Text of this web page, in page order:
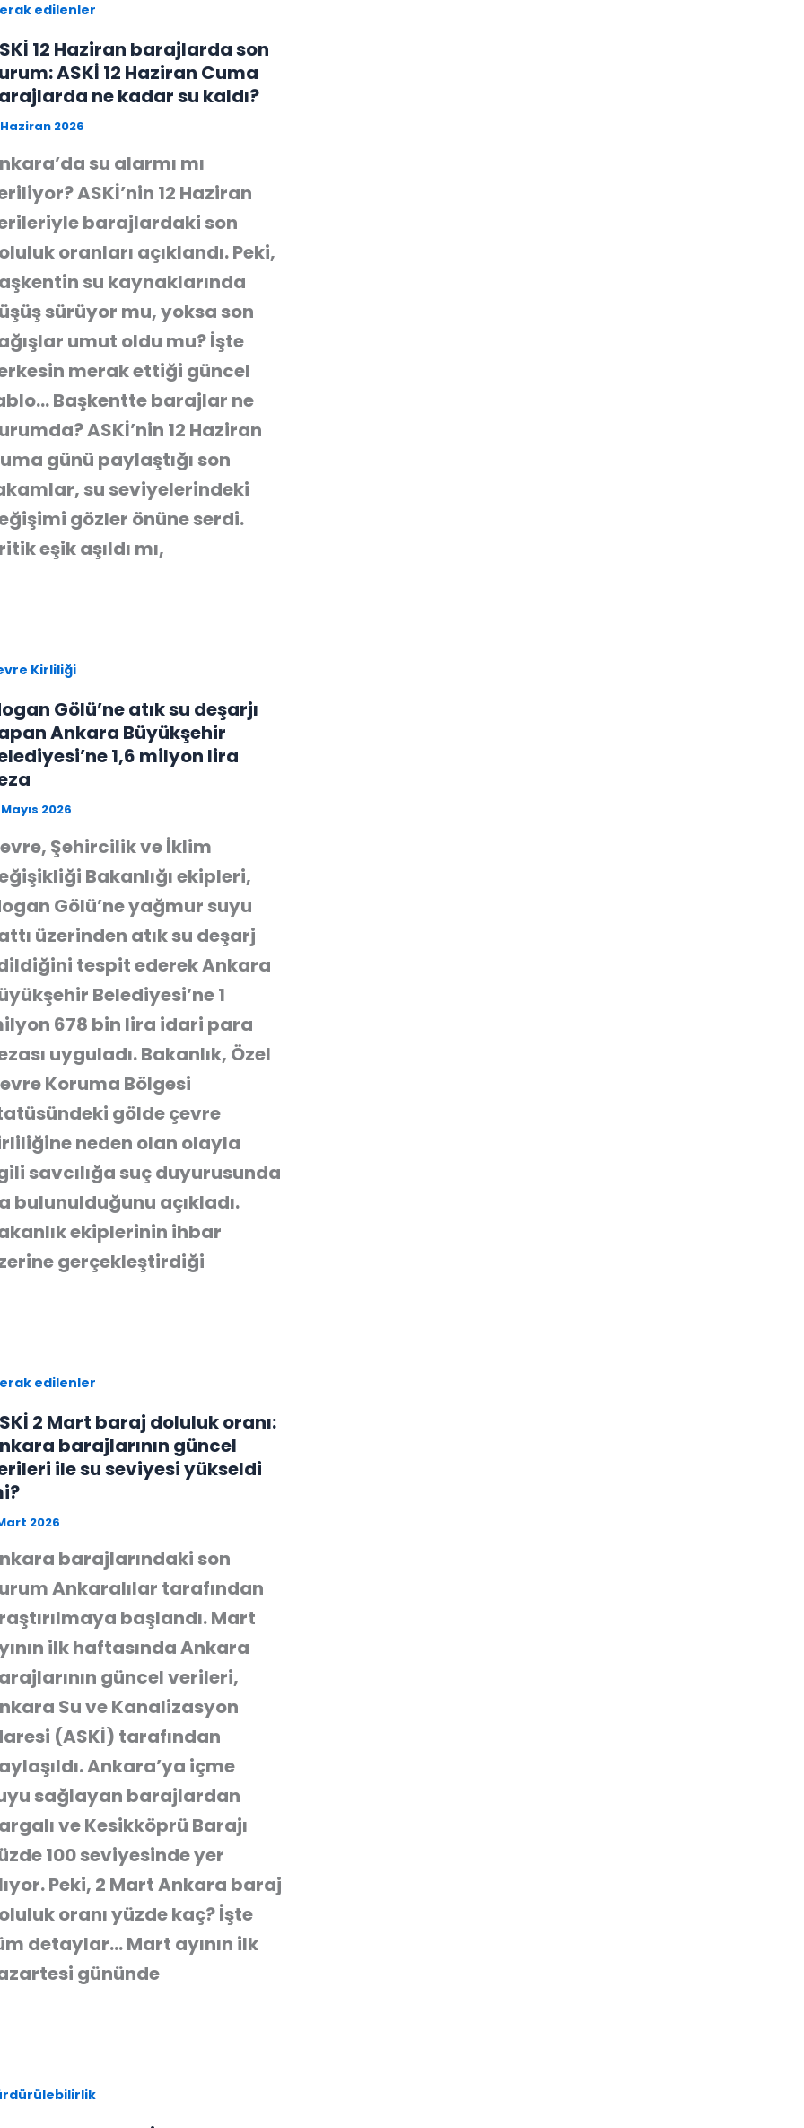
edilenler
12 Haziran barajlarda son
ASKİ 12 Haziran Cuma
ne kadar su kaldı?
Haziran 2026
su alarmı mı
ASKİ’nin 12 Haziran
barajlardaki son
oranları açıklandı. Peki,
su kaynaklarında
sürüyor mu, yoksa son
umut oldu mu? İşte
merak ettiği güncel
Başkentte barajlar ne
ASKİ’nin 12 Haziran
günü paylaştığı son
su seviyelerindeki
gözler önüne serdi.
eşik aşıldı mı,
Kirliliği
Gölü’ne atık su deşarjı
Ankara Büyükşehir
1,6 milyon lira
Mayıs 2026
Şehircilik ve İklim
Bakanlığı ekipleri,
Gölü’ne yağmur suyu
üzerinden atık su deşarj
tespit ederek Ankara
Belediyesi’ne 1
678 bin lira idari para
uyguladı. Bakanlık, Özel
Koruma Bölgesi
gölde çevre
neden olan olayla
savcılığa suç duyurusunda
bulunulduğunu açıkladı.
ekiplerinin ihbar
gerçekleştirdiği
edilenler
2 Mart baraj doluluk oranı:
barajlarının güncel
ile su seviyesi yükseldi
2026
barajlarındaki son
Ankaralılar tarafından
başlandı. Mart
ilk haftasında Ankara
güncel verileri,
Su ve Kanalizasyon
(ASKİ) tarafından
Ankara’ya içme
sağlayan barajlardan
ve Kesikköprü Barajı
100 seviyesinde yer
Peki, 2 Mart Ankara baraj
oranı yüzde kaç? İşte
detaylar… Mart ayının ilk
gününde